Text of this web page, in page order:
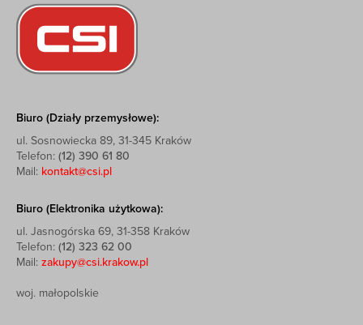
Biuro (Działy przemysłowe):
ul. Sosnowiecka 89, 31-345 Kraków
Telefon: (12) 390 61 80
Mail: kontakt@csi.pl
Biuro (Elektronika użytkowa):
ul. Jasnogórska 69, 31-358 Kraków
Telefon: (12) 323 62 00
Mail: zakupy@csi.krakow.pl
woj. małopolskie